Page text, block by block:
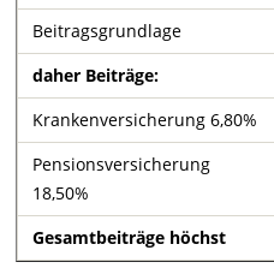
Beitragsgrundlage
daher Beiträge:
Krankenversicherung 6,80%
Pensionsversicherung
18,50%
Gesamtbeiträge höchst